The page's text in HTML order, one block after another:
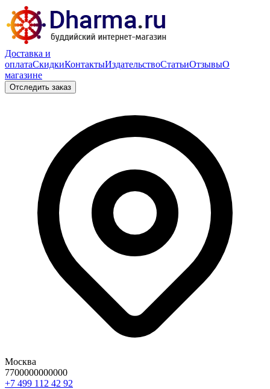
Доставка и
оплатаСкидкиКонтактыИздательствоСтатьиОтзывыО
магазине
Отследить заказ
Москва
7700000000000
29 24 211 994 7+